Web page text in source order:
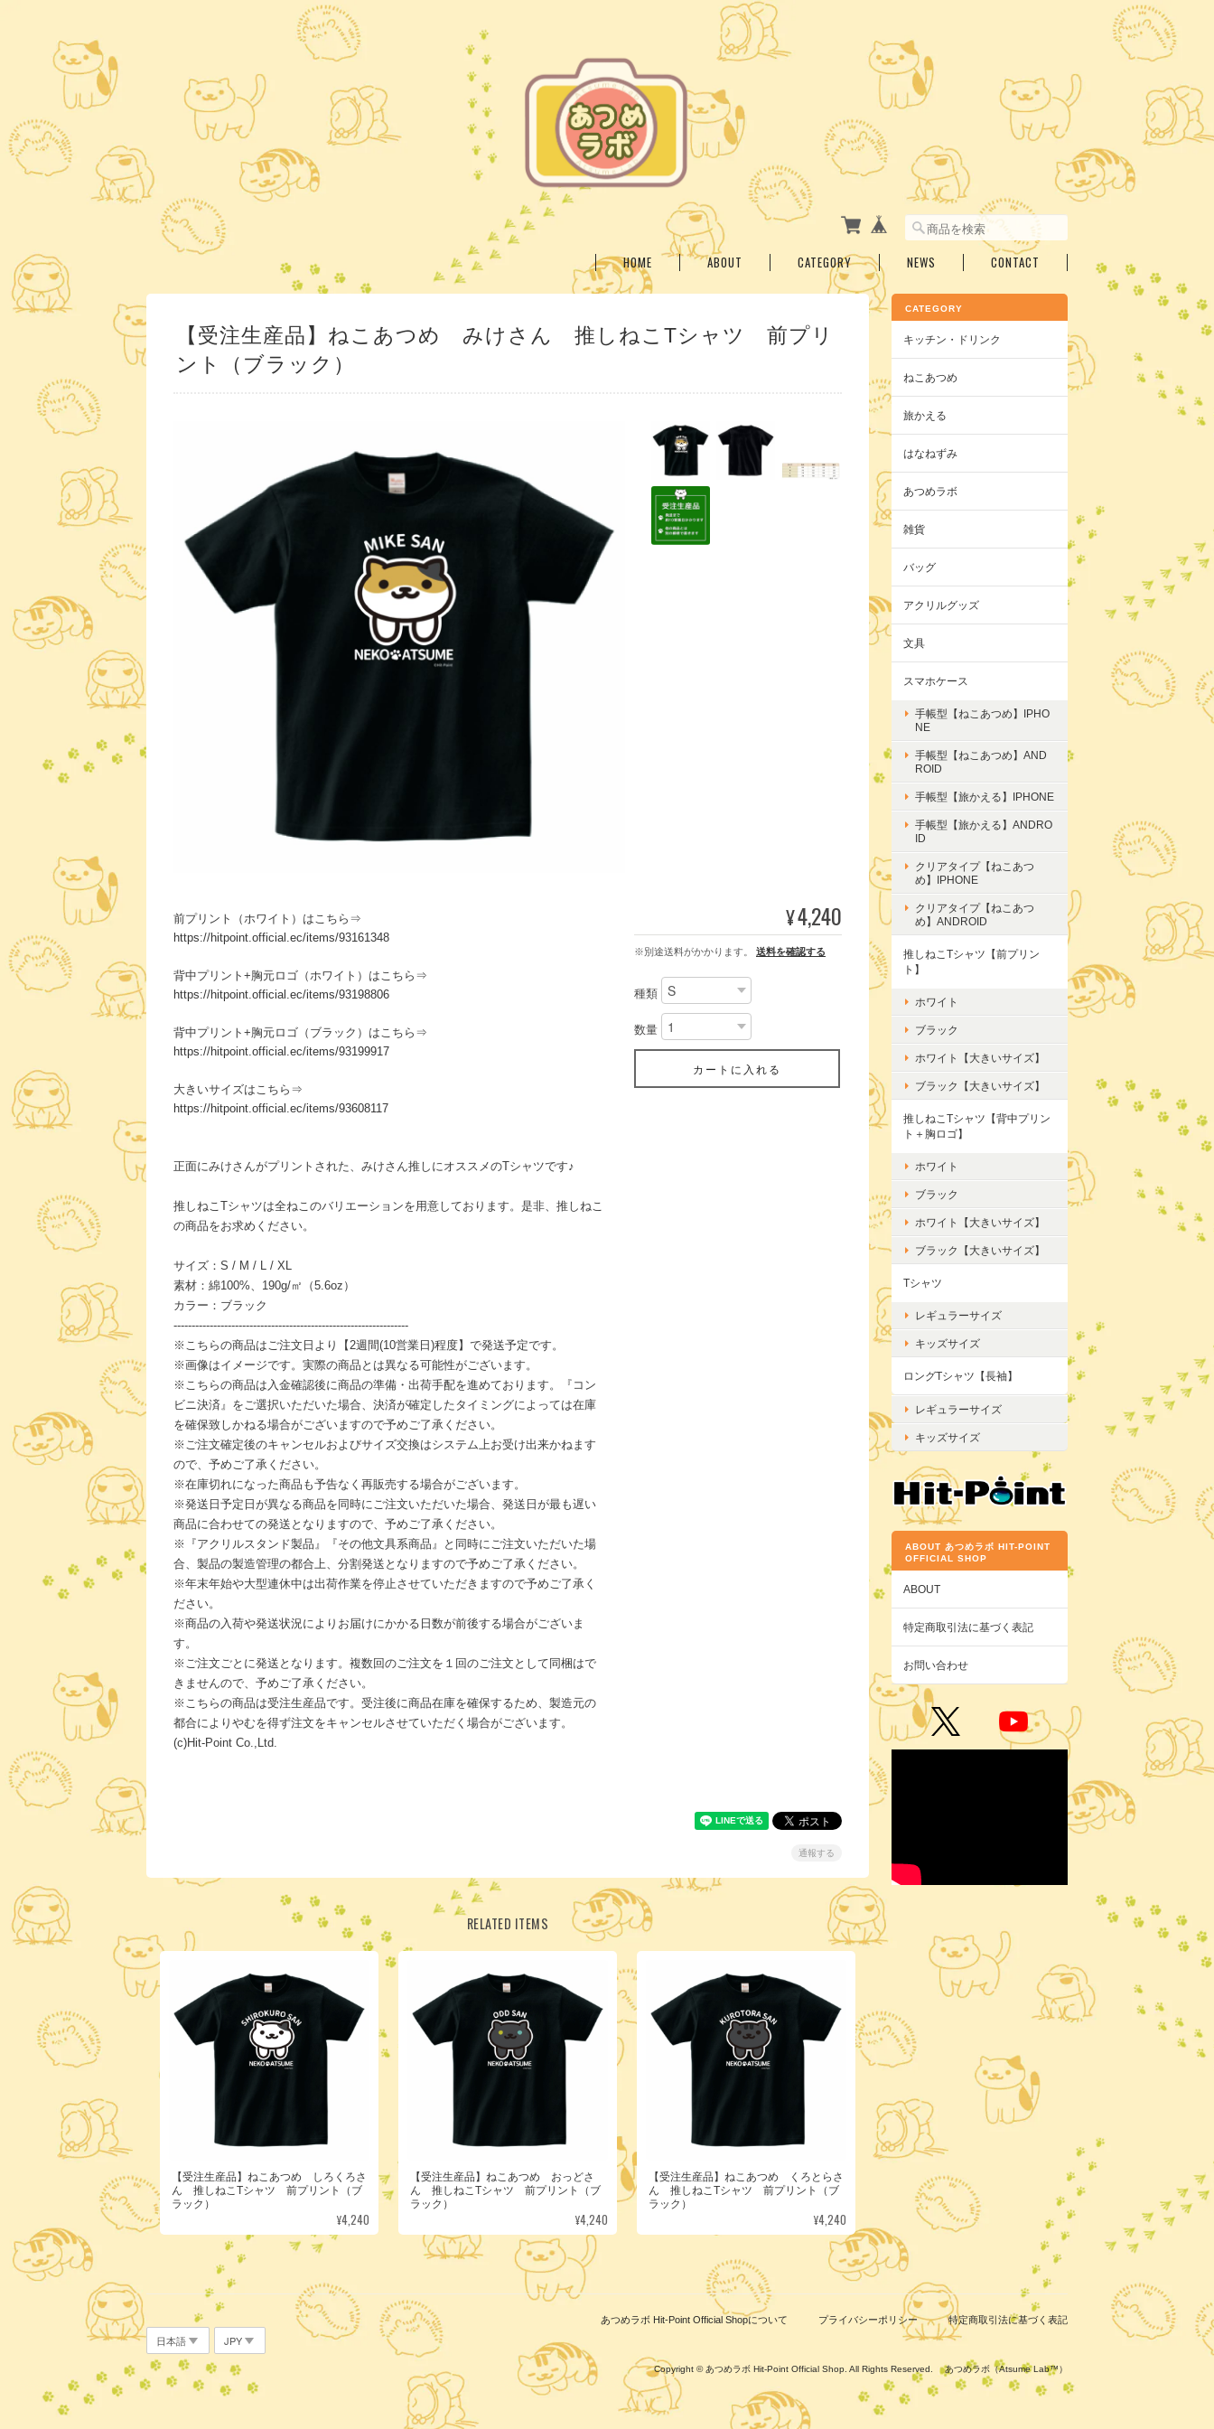
HOME ABOUT CATEGORY NEWS CONTACT
【受注生産品】ねこあつめ みけさん 推しねこTシャツ 前プリ
ント（ブラック）
前プリント（ホワイト）はこちら⇒
https://hitpoint.official.ec/items/93161348
背中プリント+胸元ロゴ（ホワイト）はこちら⇒
https://hitpoint.official.ec/items/93198806
背中プリント+胸元ロゴ（ブラック）はこちら⇒
https://hitpoint.official.ec/items/93199917
大きいサイズはこちら⇒
https://hitpoint.official.ec/items/93608117
正面にみけさんがプリントされた、みけさん推しにオススメのTシャツです♪
推しねこTシャツは全ねこのバリエーションを用意しております。是非、推しねこ
の商品をお求めください。
サイズ：S / M / L / XL
素材：綿100%、190g/㎡（5.6oz）
カラー：ブラック
-----------------------------------------------------------------
※こちらの商品はご注文日より【2週間(10営業日)程度】で発送予定です。
※画像はイメージです。実際の商品とは異なる可能性がございます。
※こちらの商品は入金確認後に商品の準備・出荷手配を進めております。『コン
ビニ決済』をご選択いただいた場合、決済が確定したタイミングによっては在庫
を確保致しかねる場合がございますので予めご了承ください。
※ご注文確定後のキャンセルおよびサイズ交換はシステム上お受け出来かねます
ので、予めご了承ください。
※在庫切れになった商品も予告なく再販売する場合がございます。
※発送日予定日が異なる商品を同時にご注文いただいた場合、発送日が最も遅い
商品に合わせての発送となりますので、予めご了承ください。
※『アクリルスタンド製品』『その他文具系商品』と同時にご注文いただいた場
合、製品の製造管理の都合上、分割発送となりますので予めご了承ください。
※年末年始や大型連休中は出荷作業を停止させていただきますので予めご了承く
ださい。
※商品の入荷や発送状況によりお届けにかかる日数が前後する場合がございま
す。
※ご注文ごとに発送となります。複数回のご注文を１回のご注文として同梱はで
きませんので、予めご了承ください。
※こちらの商品は受注生産品です。受注後に商品在庫を確保するため、製造元の
都合によりやむを得ず注文をキャンセルさせていただく場合がございます。
(c)Hit-Point Co.,Ltd.
¥4,240
※別途送料がかかります。 送料を確認する
種類
数量
カートに入れる
通報する
RELATED ITEMS
【受注生産品】ねこあつめ しろくろさ
ん 推しねこTシャツ 前プリント（ブ
ラック）
¥4,240
【受注生産品】ねこあつめ おっどさ
ん 推しねこTシャツ 前プリント（ブ
ラック）
¥4,240
【受注生産品】ねこあつめ くろとらさ
ん 推しねこTシャツ 前プリント（ブ
ラック）
¥4,240
CATEGORY
キッチン・ドリンク
ねこあつめ
旅かえる
はなねずみ
あつめラボ
雑貨
バッグ
アクリルグッズ
文具
スマホケース
手帳型【ねこあつめ】IPHO
NE
手帳型【ねこあつめ】AND
ROID
手帳型【旅かえる】IPHONE
手帳型【旅かえる】ANDRO
ID
クリアタイプ【ねこあつ
め】IPHONE
クリアタイプ【ねこあつ
め】ANDROID
推しねこTシャツ【前プリン
ト】
ホワイト
ブラック
ホワイト【大きいサイズ】
ブラック【大きいサイズ】
推しねこTシャツ【背中プリン
ト＋胸ロゴ】
ホワイト
ブラック
ホワイト【大きいサイズ】
ブラック【大きいサイズ】
Tシャツ
レギュラーサイズ
キッズサイズ
ロングTシャツ【長袖】
レギュラーサイズ
キッズサイズ
ABOUT あつめラボ HIT-POINT
OFFICIAL SHOP
ABOUT
特定商取引法に基づく表記
お問い合わせ
あつめラボ Hit-Point Official Shopについて プライバシーポリシー 特定商取引法に基づく表記
Copyright © あつめラボ Hit-Point Official Shop. All Rights Reserved. あつめラボ（Atsume Lab™）